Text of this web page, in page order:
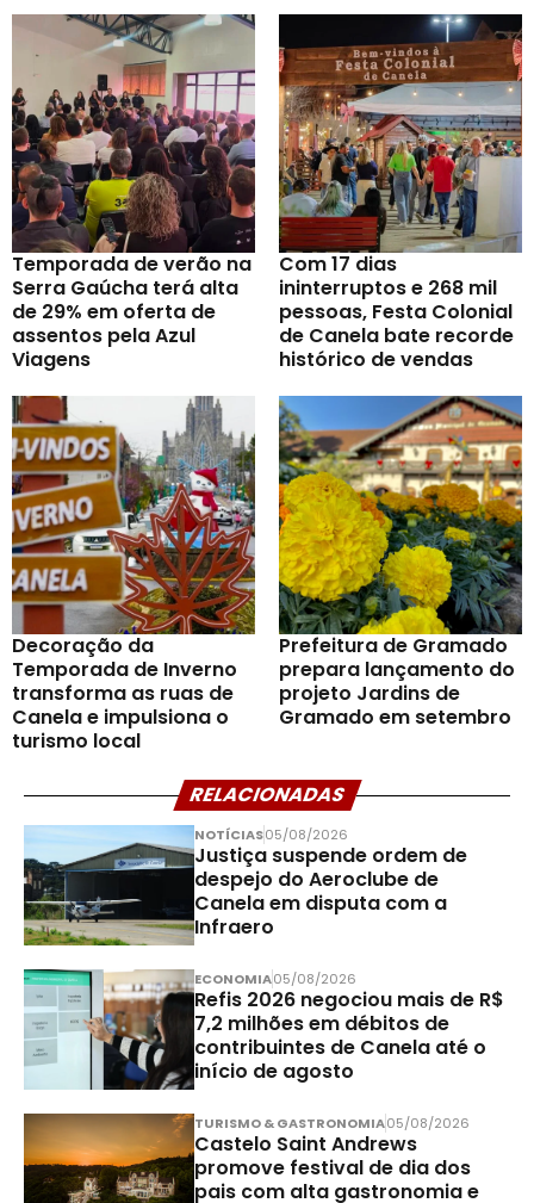
Temporada de verão na
Serra Gaúcha terá alta
de 29% em oferta de
assentos pela Azul
Viagens
Com 17 dias
ininterruptos e 268 mil
pessoas, Festa Colonial
de Canela bate recorde
histórico de vendas
Decoração da
Temporada de Inverno
transforma as ruas de
Canela e impulsiona o
turismo local
Prefeitura de Gramado
prepara lançamento do
projeto Jardins de
Gramado em setembro
RELACIONADAS
NOTÍCIAS05/08/2026
Justiça suspende ordem de
despejo do Aeroclube de
Canela em disputa com a
Infraero
ECONOMIA05/08/2026
Refis 2026 negociou mais de R$
7,2 milhões em débitos de
contribuintes de Canela até o
início de agosto
TURISMO & GASTRONOMIA05/08/2026
Castelo Saint Andrews
promove festival de dia dos
pais com alta gastronomia e